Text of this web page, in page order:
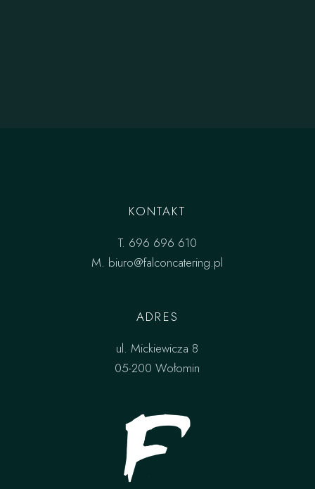
KONTAKT
T. 696 696 610
M. biuro@falconcatering.pl
ADRES
ul. Mickiewicza 8
05-200 Wołomin